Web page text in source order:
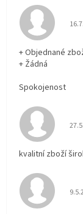
+ Objednané
+ Žádná
Spokojenost
kvalitní zboží